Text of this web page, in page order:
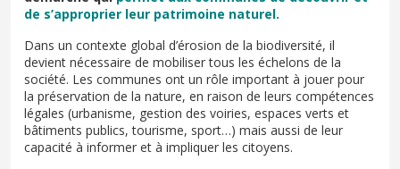
de s’approprier leur patrimoine naturel.
Dans un contexte global d’érosion de la biodiversité, il
devient nécessaire de mobiliser tous les échelons de la
société. Les communes ont un rôle important à jouer pour
la préservation de la nature, en raison de leurs compétences
légales (urbanisme, gestion des voiries, espaces verts et
bâtiments publics, tourisme, sport…) mais aussi de leur
capacité à informer et à impliquer les citoyens.